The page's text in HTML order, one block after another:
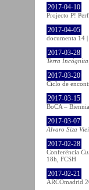
2017-04-10
Projecto P!
2017-04-05
documenta 14
2017-03-28
Terra Incógnita
2017-03-20
Ciclo de
2017-03-15
BoCA –
2017-03-07
Álvaro Siza
2017-02-28
Conferência
18h, FCSH
2017-02-21
ARCOmadrid